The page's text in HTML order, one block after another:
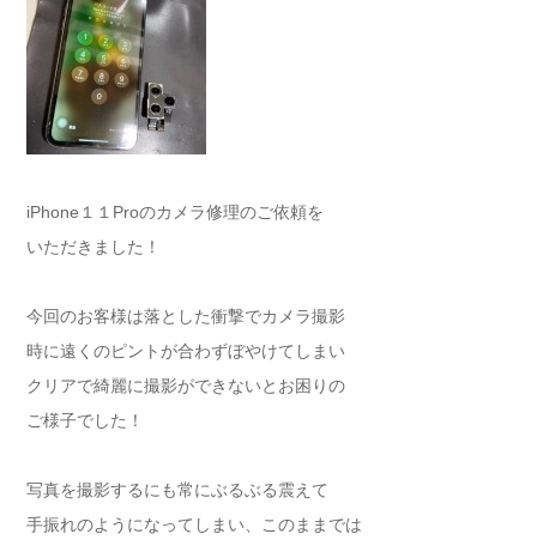
iPhone１１Proのカメラ修理のご依頼を
いただきました！
今回のお客様は落とした衝撃でカメラ撮影
時に遠くのピントが合わずぼやけてしまい
クリアで綺麗に撮影ができないとお困りの
ご様子でした！
写真を撮影するにも常にぶるぶる震えて
手振れのようになってしまい、このままでは